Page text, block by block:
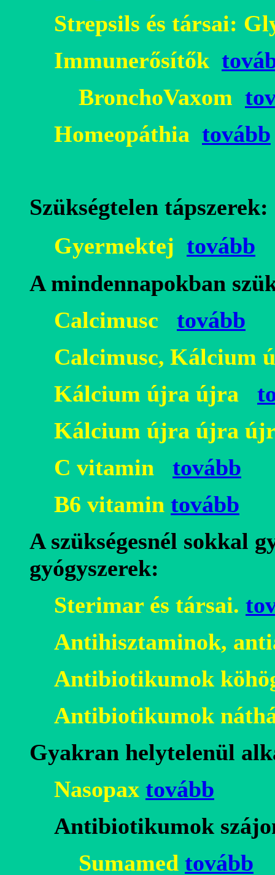
Strepsils és társai:
Immunerősítők
BronchoVaxom
Homeopáthia tovább
Szükségtelen tápszerek:
Gyermektej tovább
A mindennapokban s
Calcimusc
tovább
Calcimusc, Kálcium
Kálcium újra újra
Kálcium újra újra
C vitamin
tovább
B6 vitamin tovább
A szükségesnél sokkal
gyógyszerek:
Sterimar és társai.
Antihisztaminok,
Antibiotikumok
Antibiotikumok
Gyakran helytelenül
Nasopax tovább
Antibiotikumok
Sumamed tovább